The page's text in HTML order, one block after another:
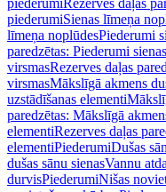
piederumiRezerves daļas
piederumiSienas līmeņa
līmeņa noplūdesPiederumi
paredzētas: Piederumi
virsmasRezerves daļas
virsmasMākslīgā akmens
uzstādīšanas elementi
paredzētas: Mākslīgā
elementiRezerves daļas
elementiPiederumiDušas
dušas sānu sienasVannu
durvisPiederumiNišas